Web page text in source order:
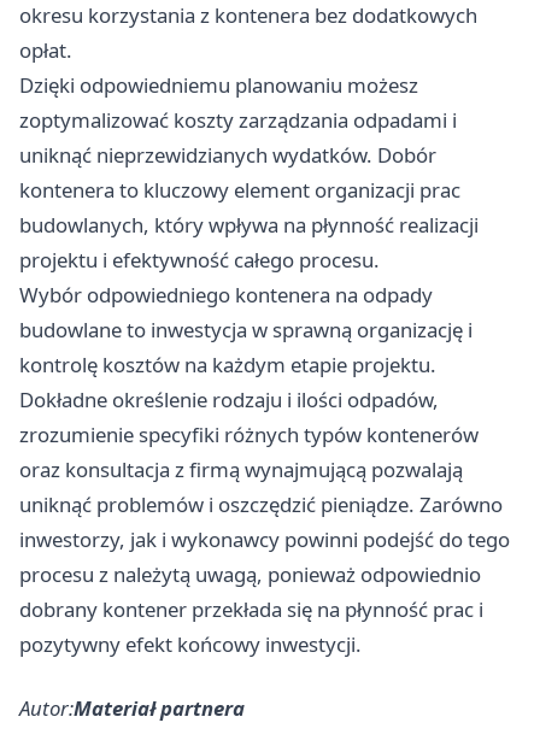
okresu korzystania z kontenera bez dodatkowych
opłat.
Dzięki odpowiedniemu planowaniu możesz
zoptymalizować koszty zarządzania odpadami i
uniknąć nieprzewidzianych wydatków. Dobór
kontenera to kluczowy element organizacji prac
budowlanych, który wpływa na płynność realizacji
projektu i efektywność całego procesu.
Wybór odpowiedniego kontenera na odpady
budowlane to inwestycja w sprawną organizację i
kontrolę kosztów na każdym etapie projektu.
Dokładne określenie rodzaju i ilości odpadów,
zrozumienie specyfiki różnych typów kontenerów
oraz konsultacja z firmą wynajmującą pozwalają
uniknąć problemów i oszczędzić pieniądze. Zarówno
inwestorzy, jak i wykonawcy powinni podejść do tego
procesu z należytą uwagą, ponieważ odpowiednio
dobrany kontener przekłada się na płynność prac i
pozytywny efekt końcowy inwestycji.
Autor:Materiał partnera